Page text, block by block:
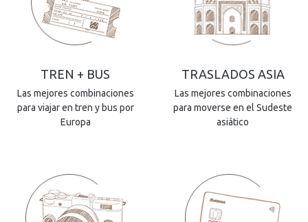
TREN + BUS
Las mejores combinaciones
para viajar en tren y bus por
Europa
TRASLADOS ASIA
Las mejores combinaciones
para moverse en el Sudeste
asiático